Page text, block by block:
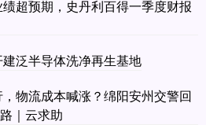
超预期，史丹利百得一季度财报
泛半导体洗净再生基地
物流成本喊涨？绵阳安州交警回
｜云求助